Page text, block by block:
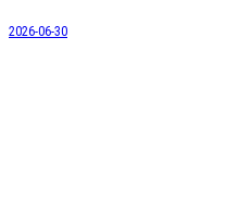
2026-06-30